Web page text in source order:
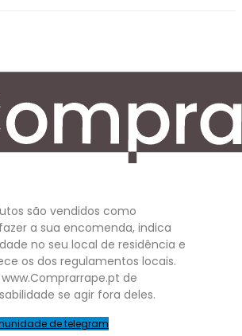
são vendidos como
a sua encomenda, indica
no seu local de residência e
os dos regulamentos locais.
de
se agir fora deles.
de telegram